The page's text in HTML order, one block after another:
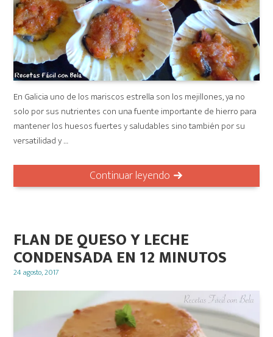
En Galicia uno de los mariscos estrella son los mejillones, ya no
solo por sus nutrientes con una fuente importante de hierro para
mantener los huesos fuertes y saludables sino también por su
versatilidad y …
Continuar leyendo
FLAN DE QUESO Y LECHE
CONDENSADA EN 12 MINUTOS
Posted
24 agosto, 2017